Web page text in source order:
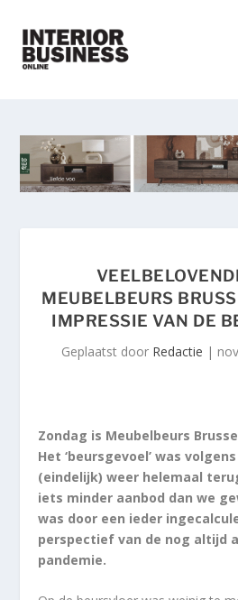
MEUBELBEURS
IMPRESSIE VAN DE
Geplaatst door Redactie |
Zondag is Meubelbeurs
Het ‘beursgevoel’ was
(eindelijk) weer helemaal
iets minder aanbod dan we
was door een ieder
perspectief van de nog altijd
pandemie.